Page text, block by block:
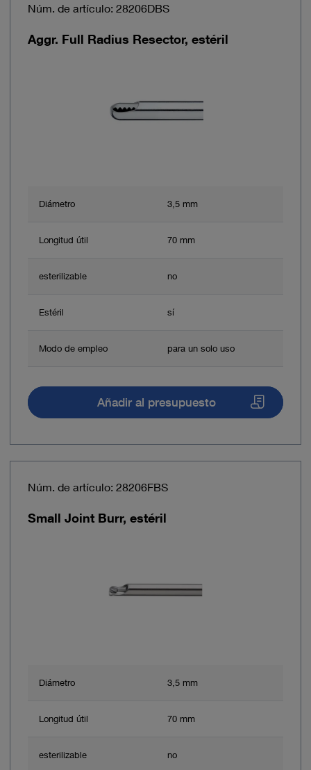
Núm. de artículo: 28206DBS
Aggr. Full Radius Resector, estéril
Diámetro 3,5 mm
Longitud útil 70 mm
esterilizable no
Estéril sí
Modo de empleo para un solo uso
Añadir al presupuesto
Núm. de artículo: 28206FBS
Small Joint Burr, estéril
Diámetro 3,5 mm
Longitud útil 70 mm
esterilizable no